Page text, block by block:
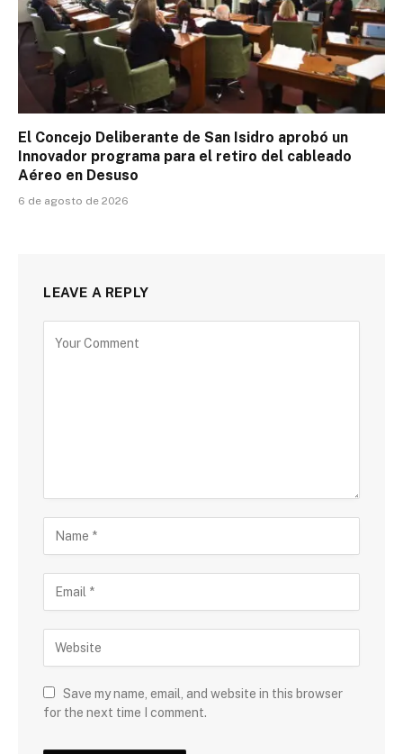
El Concejo Deliberante de San Isidro aprobó un
Innovador programa para el retiro del cableado
Aéreo en Desuso
6 de agosto de 2026
LEAVE A REPLY
Save my name, email, and website in this browser
for the next time I comment.